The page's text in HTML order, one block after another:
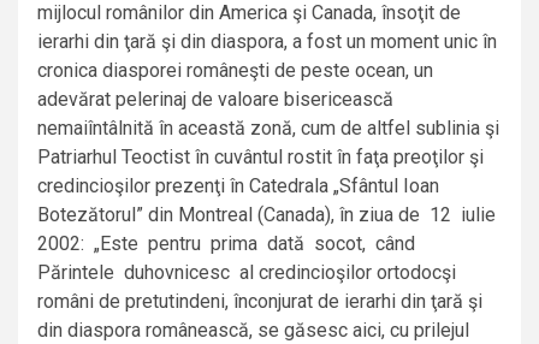
mijlocul românilor din America şi Canada, însoţit de
ierarhi din ţară şi din diaspora, a fost un moment unic în
cronica diasporei româneşti de peste ocean, un
adevărat pelerinaj de valoare bisericească
nemaiîntâlnită în această zonă, cum de altfel sublinia şi
Patriarhul Teoctist în cuvântul rostit în faţa preoţilor şi
credincioşilor prezenţi în Catedrala „Sfântul Ioan
Botezătorul” din Montreal (Canada), în ziua de 12 iulie
2002: „Este pentru prima dată socot, când
Părintele duhovnicesc al credincioşilor ortodocşi
români de pretutindeni, înconjurat de ierarhi din ţară şi
din diaspora românească, se găsesc aici, cu prilejul